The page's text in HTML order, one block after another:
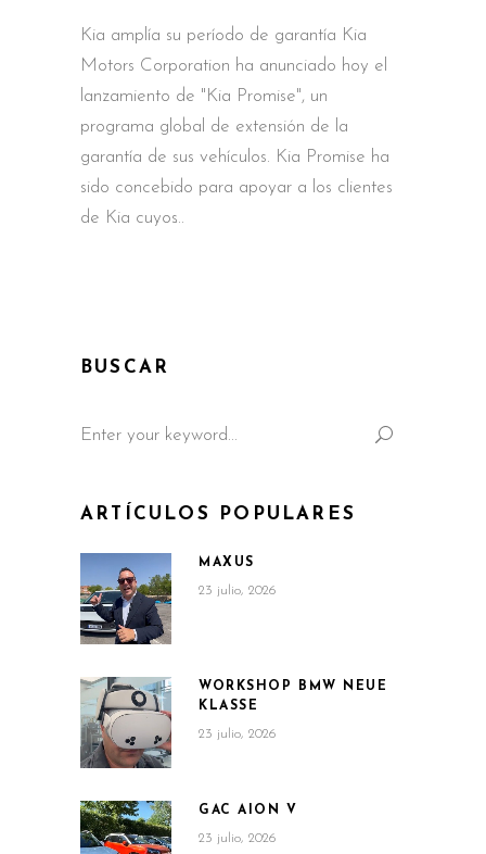
Kia amplía su período de garantía Kia
Motors Corporation ha anunciado hoy el
lanzamiento de "Kia Promise", un
programa global de extensión de la
garantía de sus vehículos. Kia Promise ha
sido concebido para apoyar a los clientes
de Kia cuyos
BUSCAR
for:
ARTÍCULOS POPULARES
MAXUS
23 julio, 2026
WORKSHOP BMW NEUE
KLASSE
23 julio, 2026
GAC AION V
23 julio, 2026